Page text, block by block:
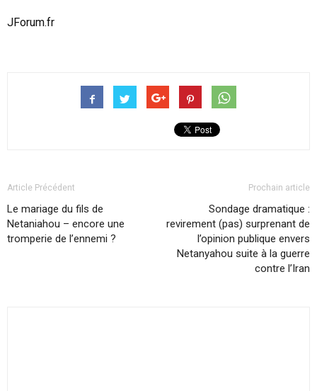
JForum.fr
Article Précédent
Le mariage du fils de
Netaniahou – encore une
tromperie de l’ennemi ?
Prochain article
Sondage dramatique :
revirement (pas) surprenant de
l’opinion publique envers
Netanyahou suite à la guerre
contre l’Iran